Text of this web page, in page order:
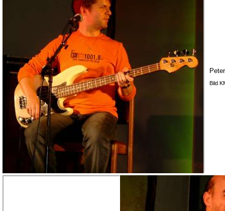
Peter
Bild